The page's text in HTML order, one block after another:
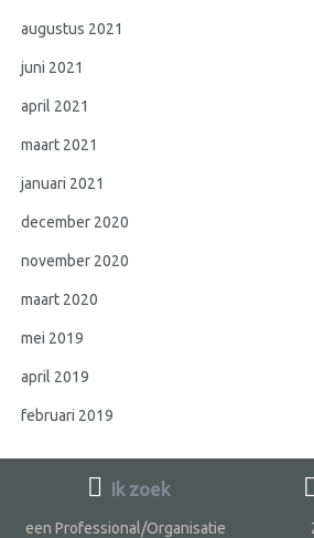
augustus 2021
juni 2021
april 2021
maart 2021
januari 2021
december 2020
november 2020
maart 2020
mei 2019
april 2019
februari 2019
Ik zoek
een Professional/Organisatie